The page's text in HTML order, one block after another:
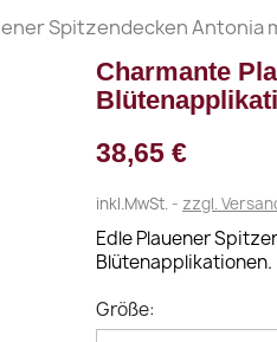
Spitzendecken Antonia
Charmante
38,65 €
inkl.MwSt. zzgl.
Edle Plauener
Blütenapplikationen.
Größe: